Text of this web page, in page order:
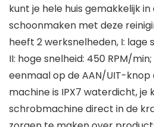
kunt je hele huis gemakkelijk
schoonmaken met deze
heeft 2 werksnelheden, I: lage
II: hoge snelheid: 450 RPM/
eenmaal op de AAN/UIT-knop
machine is IPX7 waterdicht, je
schrobmachine direct in de